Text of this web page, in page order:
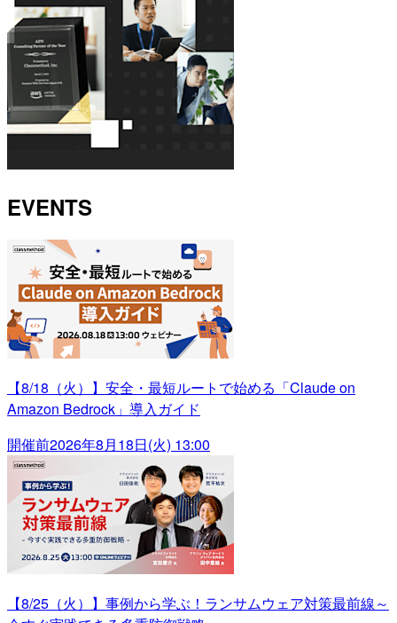
EVENTS
【8/18（火）】安全・最短ルートで始める「Claude on
Amazon Bedrock」導入ガイド
開催前2026年8月18日(火) 13:00
【8/25（火）】事例から学ぶ！ランサムウェア対策最前線～